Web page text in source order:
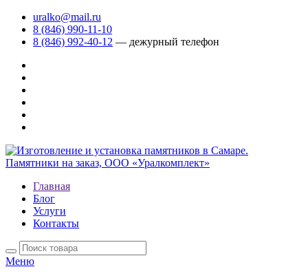
uralko@mail.ru
8 (846) 990-11-10
8 (846) 992-40-12 — дежурный телефон
Главная
Блог
Услуги
Контакты
Меню